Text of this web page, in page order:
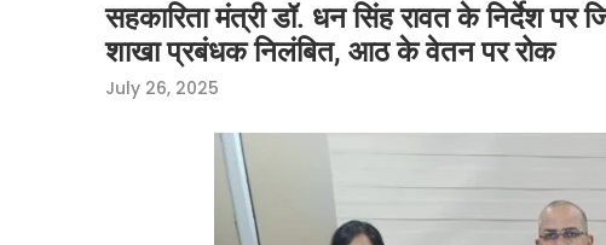
सहकारिता मंत्री डॉ. धन सिंह रावत के निर्देश पर
शाखा प्रबंधक निलंबित, आठ के वेतन पर रोक
July 26, 2025